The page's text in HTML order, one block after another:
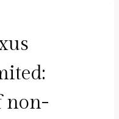
non-